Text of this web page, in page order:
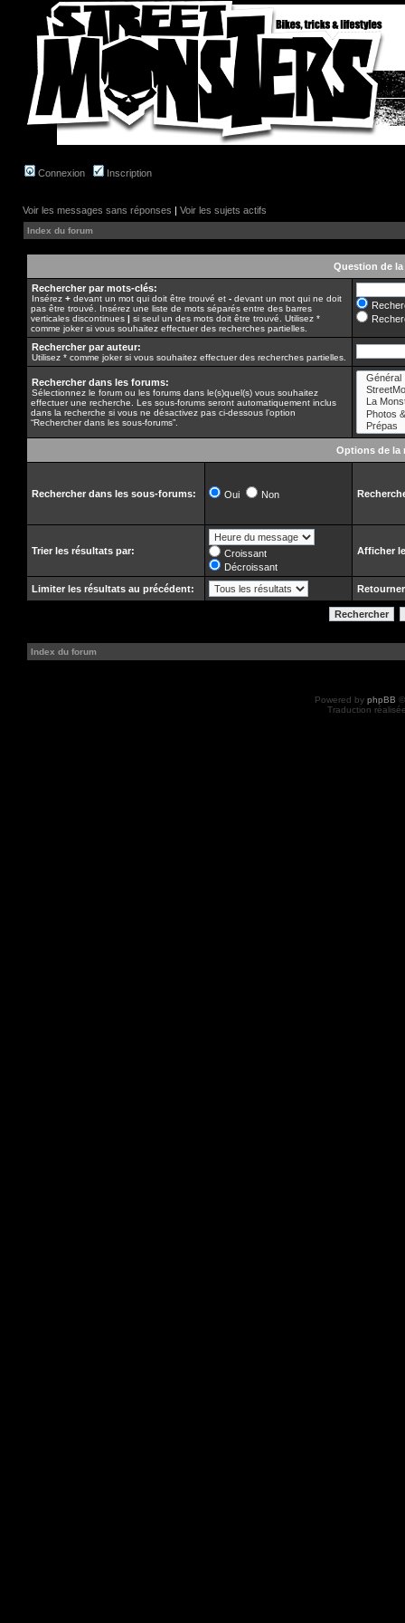
Connexion Inscription
Voir les messages sans réponses | Voir les sujets actifs
Index du forum
Question de la
Rechercher par mots-clés:
Insérez + devant un mot qui doit être trouvé et - devant un mot qui ne doit
pas être trouvé. Insérez une liste de mots séparés entre des barres
verticales discontinues | si seul un des mots doit être trouvé. Utilisez *
comme joker si vous souhaitez effectuer des recherches partielles.
Rechercher par auteur:
Utilisez * comme joker si vous souhaitez effectuer des recherches partielles.
Rechercher dans les forums:
Sélectionnez le forum ou les forums dans le(s)quel(s) vous souhaitez
effectuer une recherche. Les sous-forums seront automatiquement inclus
dans la recherche si vous ne désactivez pas ci-dessous l’option
“Rechercher dans les sous-forums”.
Options de la
Rechercher dans les sous-forums: Oui Non
Trier les résultats par:
Croissant
Décroissant
Afficher
Limiter les résultats au précédent:
Index du forum
Powered by phpBB
Traduction